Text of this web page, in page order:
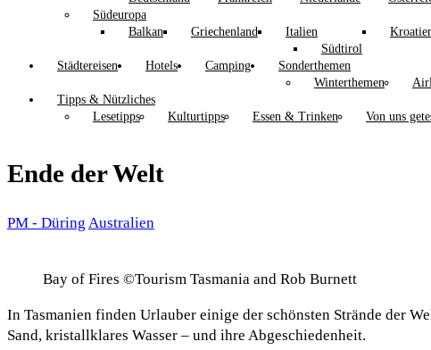
Südeuropa
Balkan
Griechenland
Italien
Südtirol
Städtereisen
Hotels Camping
Sonderthemen
Winterthemen
Tipps & Nützliches
Lesetipps
Kulturtipps Essen & Trinken Von uns
Ende der Welt
PM - Düring Australien
Bay of Fires ©Tourism Tasmania and Rob Burnett
In Tasmanien finden Urlauber einige der schönsten Strände der
Sand, kristallklares Wasser – und ihre Abgeschiedenheit.